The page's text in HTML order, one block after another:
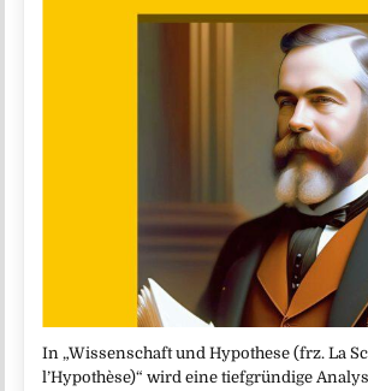
In „Wissenschaft und Hypothese (frz. La
l’Hypothèse)“ wird eine tiefgründige